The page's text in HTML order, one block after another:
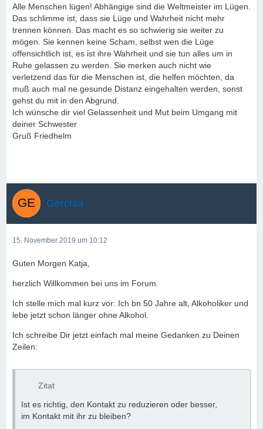
Alle Menschen lügen! Abhängige sind die Weltmeister im Lügen.
Das schlimme ist, dass sie Lüge und Wahrheit nicht mehr
trennen können. Das macht es so schwierig sie weiter zu
mögen. Sie kennen keine Scham, selbst wen die Lüge
offensichtlich ist, es ist ihre Wahrheit und sie tun alles um in
Ruhe gelassen zu werden. Sie merken auch nicht wie
verletzend das für die Menschen ist, die helfen möchten, da
muß auch mal ne gesunde Distanz eingehalten werden, sonst
gehst du mit in den Abgrund.
Ich wünsche dir viel Gelassenheit und Mut beim Umgang mit
deiner Schwester
Gruß Friedhelm
Gerchla
15. November 2019 um 10:12
Guten Morgen Katja,
herzlich Willkommen bei uns im Forum.
Ich stelle mich mal kurz vor: Ich bn 50 Jahre alt, Alkoholiker und
lebe jetzt schon länger ohne Alkohol.
Ich schreibe Dir jetzt einfach mal meine Gedanken zu Deinen
Zeilen:
Zitat
Ist es richtig, den Kontakt zu reduzieren oder besser,
im Kontakt mit ihr zu bleiben?